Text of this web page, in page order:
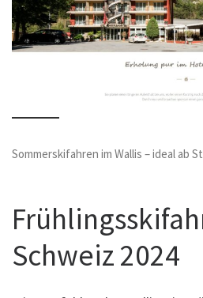
Sommerskifahren im Wallis – ideal ab
Schweiz 2024